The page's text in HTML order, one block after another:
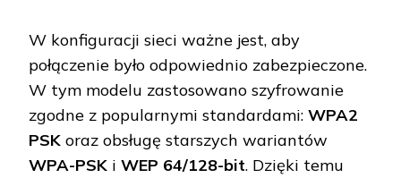
W konfiguracji sieci ważne jest, aby
połączenie było odpowiednio zabezpieczone.
W tym modelu zastosowano szyfrowanie
zgodne z popularnymi standardami: WPA2
PSK oraz obsługę starszych wariantów
WPA-PSK i WEP 64/128-bit. Dzięki temu